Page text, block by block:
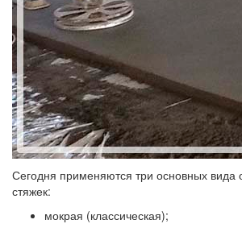
Сегодня применяются три основных вида
стяжек:
мокрая (классическая);